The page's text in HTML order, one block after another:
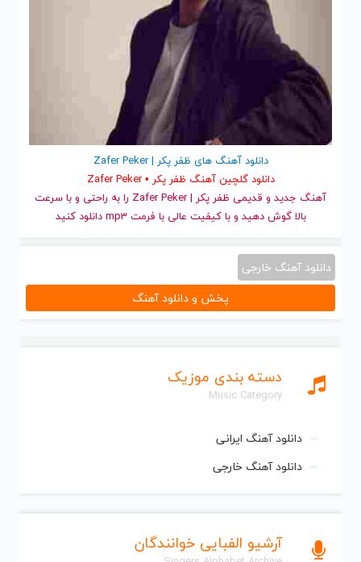
دسته بندی موزیک
Music Category
دانلود آهنگ ایرانی
دانلود آهنگ خارجی
آرشیو الفبایی خوانندگان
دانلود آهنگ های ظفر پکر | Zafer Peker
دانلود گلچین آهنگ ظفر پکر • Zafer Peker
آهنگ جدید
و قدیمی ظفر پکر | Zafer Peker را به راحتی و با سرعت
بالا گوش دهید و با کیفیت عالی با فرمت mp3 دانلود کنید
دانلود آهنگ خارجی
پخش و دانلود آهنگ